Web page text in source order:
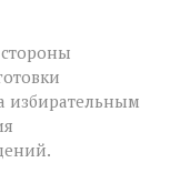
избирательным